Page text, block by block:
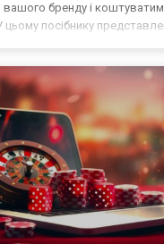
вашого бренду і
цьому посібнику